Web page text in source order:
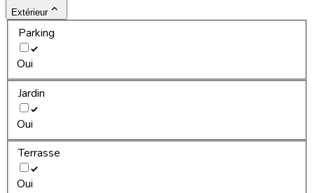
Extérieur
Parking
Oui
Jardin
Oui
Terrasse
Oui